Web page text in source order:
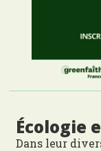
Écologie
Dans leur